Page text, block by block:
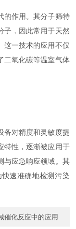
作用。其分子筛特
子，因此常用于天然
这一技术的应用不仅
二氧化碳等温室气体
对精度和灵敏度提
特性，逐渐被应用于
与应急响应领域。其
速准确地检测污染
催化反应中的应用